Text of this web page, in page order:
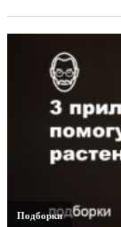
Подборки